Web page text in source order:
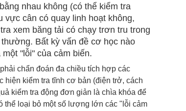
nhau không (có thể kiểm tra
vực cân có quay linh hoạt không,
xem băng tải có chạy trơn tru trong
Bất kỳ vấn đề cơ học nào
"lỗi" của cảm biến.
chẩn đoán đa chiều tích hợp các
hiện kiểm tra tĩnh cơ bản (điện trở, cách
kiểm tra động đơn giản là chìa khóa để
thể loại bỏ một số lượng lớn các "lỗi cảm